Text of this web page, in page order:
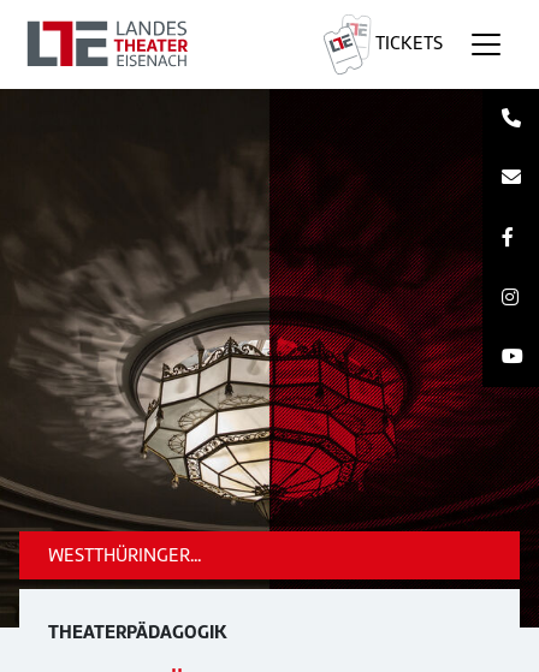
TICKETS
WESTTHÜRINGER...
THEATERPÄDAGOGIK